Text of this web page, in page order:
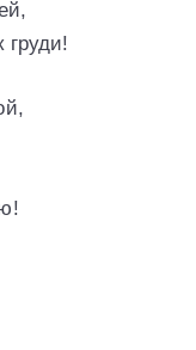
груди!